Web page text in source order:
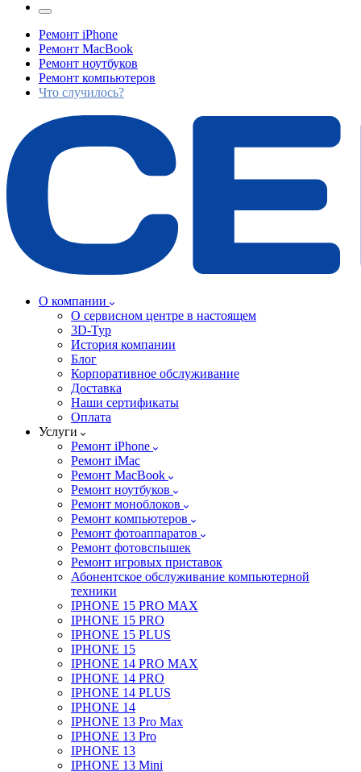
Ремонт iPhone
Ремонт MacBook
Ремонт ноутбуков
Ремонт компьютеров
Что случилось?
О компании
О сервисном центре в настоящем
3D-Тур
История компании
Блог
Корпоративное обслуживание
Доставка
Наши сертификаты
Оплата
Услуги
Ремонт iPhone
Ремонт iMac
Ремонт MacBook
Ремонт ноутбуков
Ремонт моноблоков
Ремонт компьютеров
Ремонт фотоаппаратов
Ремонт фотовспышек
Ремонт игровых приставок
Абонентское обслуживание компьютерной
техники
IPHONE 15 PRO MAX
IPHONE 15 PRO
IPHONE 15 PLUS
IPHONE 15
IPHONE 14 PRO MAX
IPHONE 14 PRO
IPHONE 14 PLUS
IPHONE 14
IPHONE 13 Pro Max
IPHONE 13 Pro
IPHONE 13
IPHONE 13 Mini